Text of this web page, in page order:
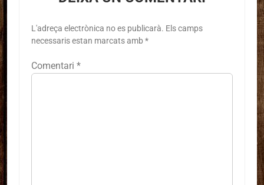
L'adreça electrònica no es publicarà. Els camps
necessaris estan marcats amb *
Comentari *